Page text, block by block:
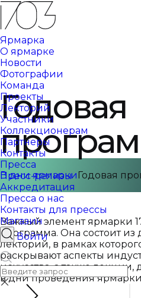
Ярмарка
О ярмарке
Новости
Фотографии
Команда
Проекты
Лекторий
Участники
Коллекционерам
Партнеры
Контакты
Пресса
Пресс-релизы
Аккредитация
Пресса о нас
Контакты для прессы
Магазин
Войти
Годовая
В дни ярмаркиГодовая
Важный элемент ярмарки
программа. Она состоит из
лекторий, в рамках
раскрывают аспекты
искусства, а также
в дни проведения